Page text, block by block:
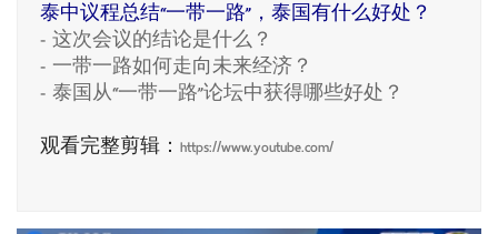
泰中议程总结“一带一路”，泰国有什么好处？
- 这次会议的结论是什么？
- 一带一路如何走向未来经济？
- 泰国从“一带一路”论坛中获得哪些好处？
观看完整剪辑： https://www.youtube.com/